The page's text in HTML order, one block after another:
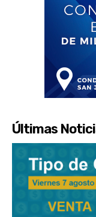
Últimas